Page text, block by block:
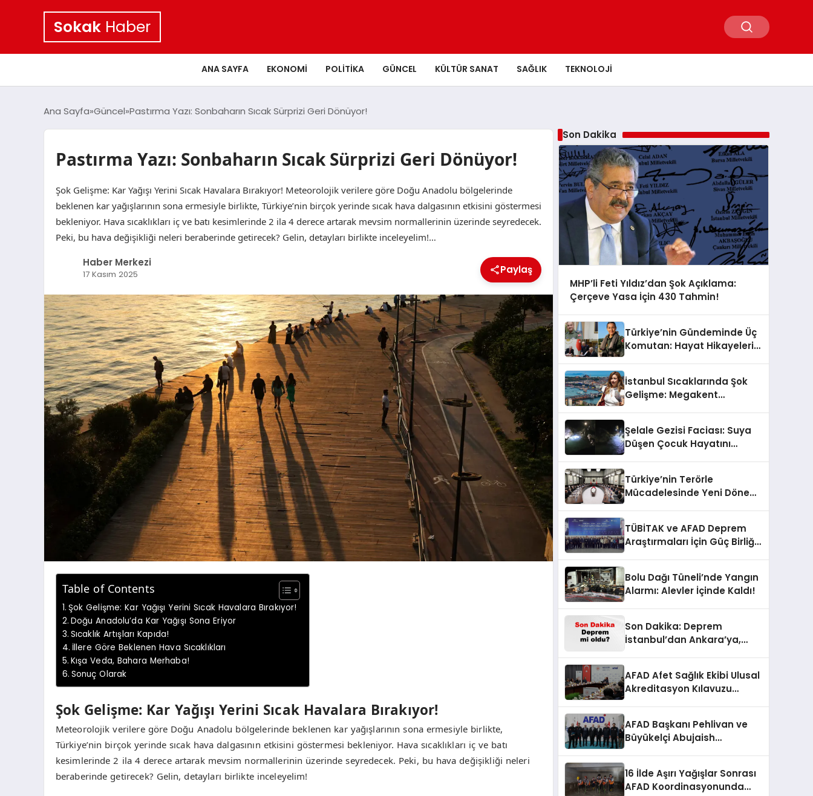
Sokak Haber
ANA SAYFA EKONOMI POLITIKA GÜNCEL KÜLTÜR SANAT SAĞLIK TEKNOLOJI
Ana Sayfa Güncel Pastırma Yazı: Sonbaharın Sıcak Sürprizi Geri Dönüyor!
Pastırma Yazı: Sonbaharın Sıcak Sürprizi Geri Dönüyor!
Şok Gelişme: Kar Yağışı Yerini Sıcak Havalara Bırakıyor! Meteorolojik verilere göre Doğu Anadolu bölgelerinde
beklenen kar yağışlarının sona ermesiyle birlikte, Türkiye’nin birçok yerinde sıcak hava dalgasının etkisini göstermesi
bekleniyor. Hava sıcaklıkları iç ve batı kesimlerinde 2 ila 4 derece artarak mevsim normallerinin üzerinde seyredecek.
Peki, bu hava değişikliği neleri beraberinde getirecek? Gelin, detayları birlikte inceleyelim!…
Haber Merkezi
17 Kasım 2025 Paylaş
Table of Contents
Şok Gelişme: Kar Yağışı Yerini Sıcak Havalara Bırakıyor!
Doğu Anadolu’da Kar Yağışı Sona Eriyor
Sıcaklık Artışları Kapıda!
İllere Göre Beklenen Hava Sıcaklıkları
Kışa Veda, Bahara Merhaba!
Sonuç Olarak
Şok Gelişme: Kar Yağışı Yerini Sıcak Havalara Bırakıyor!
Meteorolojik verilere göre Doğu Anadolu bölgelerinde beklenen kar yağışlarının sona ermesiyle birlikte,
Türkiye’nin birçok yerinde sıcak hava dalgasının etkisini göstermesi bekleniyor. Hava sıcaklıkları iç ve batı
kesimlerinde 2 ila 4 derece artarak mevsim normallerinin üzerinde seyredecek. Peki, bu hava değişikliği neleri
beraberinde getirecek? Gelin, detayları birlikte inceleyelim!
Son Dakika
MHP’li Feti Yıldız’dan Şok Açıklama:
Çerçeve Yasa İçin 430 Tahmin!
Türkiye’nin Gündeminde Üç
Komutan: Hayat Hikayeleri
İstanbul Sıcaklarında Şok
Gelişme: Megakent
Şelale Gezisi Faciası: Suya
Düşen Çocuk Hayatını
Türkiye’nin Terörle
Mücadelesinde Yeni Dönem:
TÜBİTAK ve AFAD Deprem
Araştırmaları İçin Güç Birliği
Bolu Dağı Tüneli’nde Yangın
Alarmı: Alevler İçinde Kaldı!
Son Dakika: Deprem
İstanbul’dan Ankara’ya,
Sarsıcı Gelişmeler 6 Ağustos
2026
AFAD Afet Sağlık Ekibi Ulusal
Akreditasyon Kılavuzu
AFAD Başkanı Pehlivan ve
Büyükelçi Abujaish
16 İlde Aşırı Yağışlar Sonrası
AFAD Koordinasyonunda